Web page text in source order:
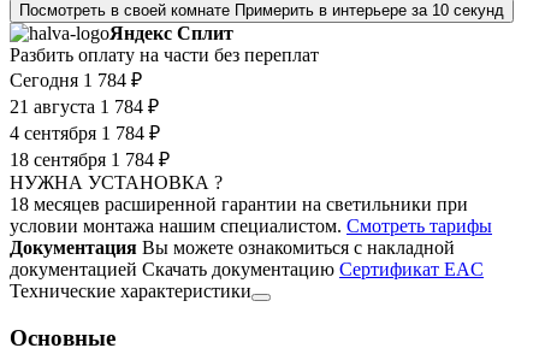
Посмотреть в своей комнате Примерить в интерьере за 10 секунд
Яндекс Сплит
Разбить оплату на части без переплат
Сегодня 1 784 ₽
21 августа 1 784 ₽
4 сентября 1 784 ₽
18 сентября 1 784 ₽
НУЖНА УСТАНОВКА ?
18 месяцев расширенной гарантии на светильники при
условии монтажа нашим специалистом. Смотреть тарифы
Документация Вы можете ознакомиться с накладной
документацией Скачать документацию Cертификат EAC
Технические характеристики
Основные